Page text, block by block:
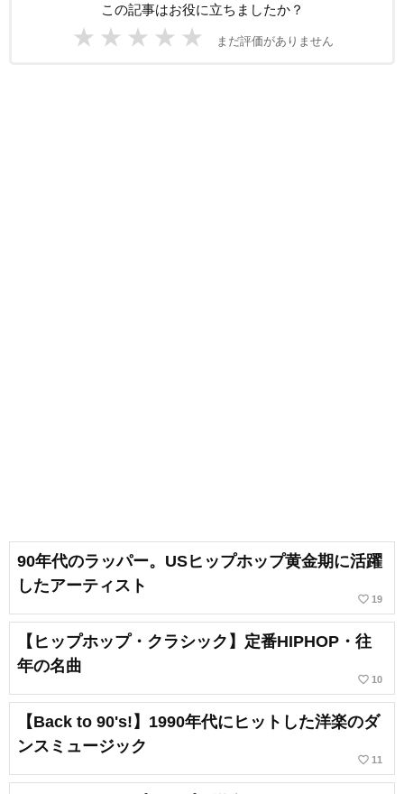
この記事はお役に立ちましたか？
★ ★ ★ ★ ★ まだ評価がありません
90年代のラッパー。USヒップホップ黄金期に活躍
したアーティスト
favorite_border 19
【ヒップホップ・クラシック】定番HIPHOP・往
年の名曲
favorite_border 10
【Back to 90's!】1990年代にヒットした洋楽のダ
ンスミュージック
favorite_border 11